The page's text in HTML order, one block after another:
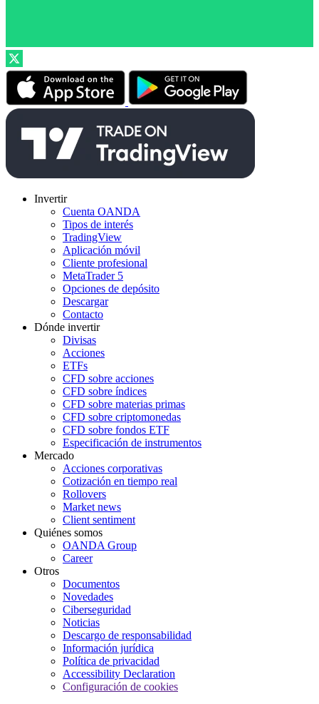
Invertir
Cuenta OANDA
Tipos de interés
TradingView
Aplicación móvil
Cliente profesional
MetaTrader 5
Opciones de depósito
Descargar
Contacto
Dónde invertir
Divisas
Acciones
ETFs
CFD sobre acciones
CFD sobre índices
CFD sobre materias primas
CFD sobre criptomonedas
CFD sobre fondos ETF
Especificación de instrumentos
Mercado
Acciones corporativas
Cotización en tiempo real
Rollovers
Market news
Client sentiment
Quiénes somos
OANDA Group
Career
Otros
Documentos
Novedades
Ciberseguridad
Noticias
Descargo de responsabilidad
Información jurídica
Política de privacidad
Accessibility Declaration
Configuración de cookies